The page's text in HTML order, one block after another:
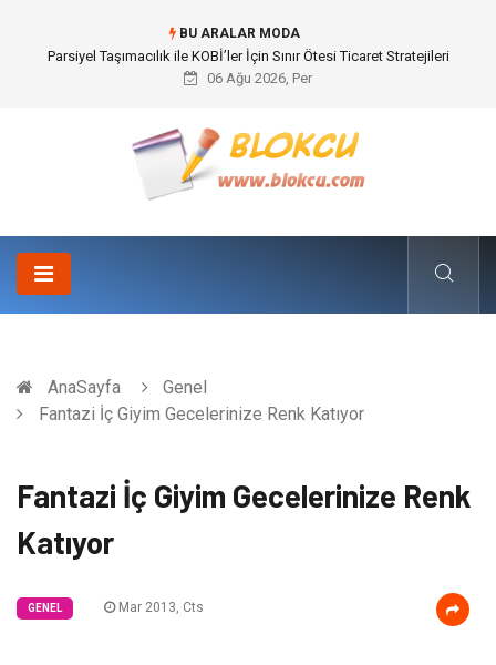
BU ARALAR MODA
Br544 ile Lastik ve Plastik Modifikasyonunda Yüksek Performans
06 Ağu 2026, Per
AnaSayfa
Genel
Fantazi İç Giyim Gecelerinize Renk Katıyor
Fantazi İç Giyim Gecelerinize Renk
Katıyor
GENEL Mar 2013, Cts